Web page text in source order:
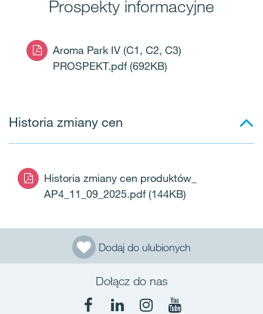
Dodaj do ulubionych
Prospekty informacyjne
Aroma Park IV (C1, C2, C3)
PROSPEKT.pdf (692KB)
Historia zmiany cen
Historia zmiany cen produktów_
AP4_11_09_2025.pdf (144KB)
Dołącz do nas